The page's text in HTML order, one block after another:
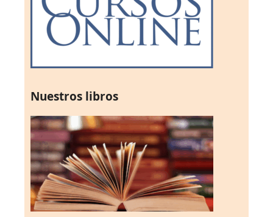
Nuestros libros